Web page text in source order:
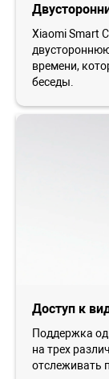
Xiaomi Smart
времени,
беседы.
Доступ к
Поддержка
на трех
отслеживать